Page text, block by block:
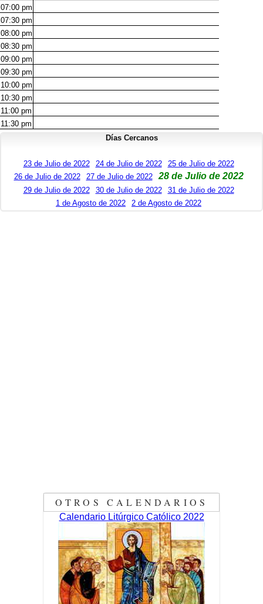
07:00 pm
07:30 pm
08:00 pm
08:30 pm
09:00 pm
09:30 pm
10:00 pm
10:30 pm
11:00 pm
11:30 pm
Días Cercanos
23 de Julio de 2022 24 de Julio de 2022
25 de Julio de 2022
26 de Julio de 2022
27 de Julio de 2022 28 de Julio de 2022
29 de Julio de 2022 30 de Julio de 2022
31 de Julio de 2022
1 de Agosto de 2022
2 de Agosto de 2022
OTROS CALENDARIOS
Calendario Litúrgico Católico 2022